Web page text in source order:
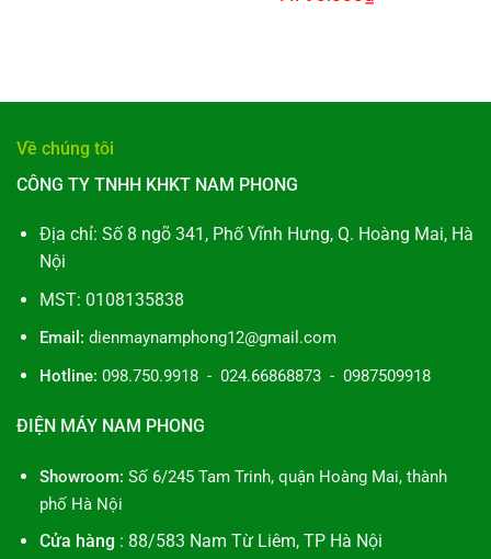
gốc
hiện
Về chúng tôi
CÔNG TY TNHH KHKT NAM PHONG
Địa chỉ: Số 8 ngõ 341, Phố Vĩnh Hưng, Q. Hoàng Mai, Hà
Nội
MST: 0108135838
Email: dienmaynamphong12@gmail.com
Hotline: 098.750.9918 - 024.66868873 - 0987509918
ĐIỆN MÁY NAM PHONG
Showroom: Số 6/245 Tam Trinh, quận Hoàng Mai, thành
phố Hà Nội
Cửa hàng : 88/583 Nam Từ Liêm, TP Hà Nội